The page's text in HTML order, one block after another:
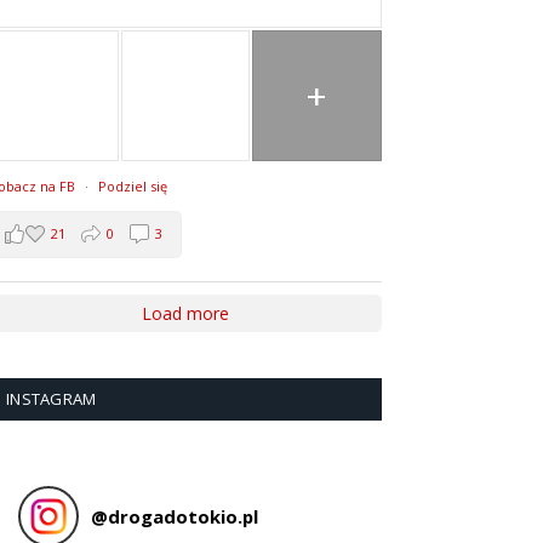
+
na FB · Podziel się
21 0 3
Load more
INSTAGRAM
@drogadotokio.pl